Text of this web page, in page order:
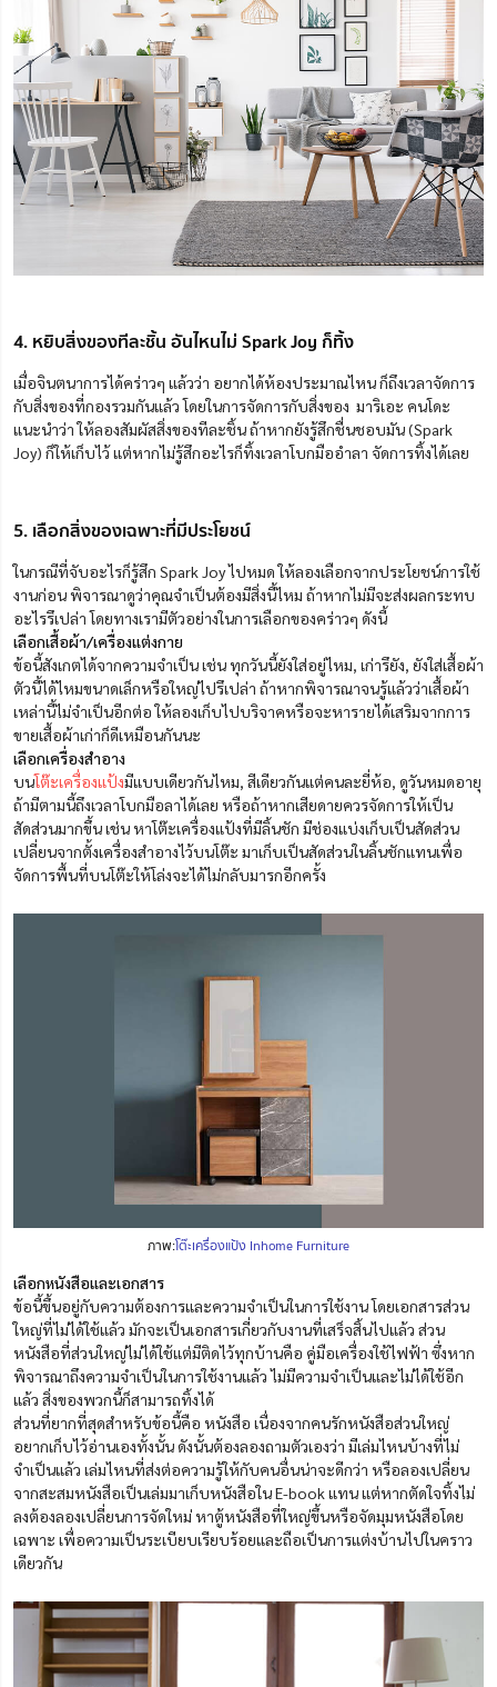
4. หยิบสิ่งของทีละชิ้น อันไหนไม่ Spark Joy ก็ทิ้ง
เมื่อจินตนาการได้คร่าวๆ แล้วว่า อยากได้ห้องประมาณไหน ก็ถึงเวลาจัดการ
กับสิ่งของที่กองรวมกันแล้ว โดยในการจัดการกับสิ่งของ มาริเอะ คนโดะ
แนะนำว่า ให้ลองสัมผัสสิ่งของทีละชิ้น ถ้าหากยังรู้สึกชื่นชอบมัน (Spark
Joy) ก็ให้เก็บไว้ แต่หากไม่รู้สึกอะไรก็ทิ้งเวลาโบกมืออำลา จัดการทิ้งได้เลย
5. เลือกสิ่งของเฉพาะที่มีประโยชน์
ในกรณีที่จับอะไรก็รู้สึก Spark Joy ไปหมด ให้ลองเลือกจากประโยชน์การใช้
งานก่อน พิจารณาดูว่าคุณจำเป็นต้องมีสิ่งนี้ไหม ถ้าหากไม่มีจะส่งผลกระทบ
อะไรรึเปล่า โดยทางเรามีตัวอย่างในการเลือกของคร่าวๆ ดังนี้
เลือกเสื้อผ้า/เครื่องแต่งกาย
ข้อนี้สังเกตได้จากความจำเป็น เช่น ทุกวันนี้ยังใส่อยู่ไหม, เก่ารึยัง, ยังใส่เสื้อผ้า
ตัวนี้ได้ไหมขนาดเล็กหรือใหญ่ไปรึเปล่า ถ้าหากพิจารณาจนรู้แล้วว่าเสื้อผ้า
เหล่านี้ไม่จำเป็นอีกต่อ ให้ลองเก็บไปบริจาคหรือจะหารายได้เสริมจากการ
ขายเสื้อผ้าเก่าก็ดีเหมือนกันนะ
เลือกเครื่องสำอาง
บนโต๊ะเครื่องแป้งมีแบบเดียวกันไหม, สีเดียวกันแต่คนละยี่ห้อ, ดูวันหมดอายุ
ถ้ามีตามนี้ถึงเวลาโบกมือลาได้เลย หรือถ้าหากเสียดายควรจัดการให้เป็น
สัดส่วนมากขึ้น เช่น หาโต๊ะเครื่องแป้งที่มีลิ้นชัก มีช่องแบ่งเก็บเป็นสัดส่วน
เปลี่ยนจากตั้งเครื่องสำอางไว้บนโต๊ะ มาเก็บเป็นสัดส่วนในลิ้นชักแทนเพื่อ
จัดการพื้นที่บนโต๊ะให้โล่งจะได้ไม่กลับมารกอีกครั้ง
ภาพ:โต๊ะเครื่องแป้ง Inhome Furniture
เลือกหนังสือและเอกสาร
ข้อนี้ขึ้นอยู่กับความต้องการและความจำเป็นในการใช้งาน โดยเอกสารส่วน
ใหญ่ที่ไม่ได้ใช้แล้ว มักจะเป็นเอกสารเกี่ยวกับงานที่เสร็จสิ้นไปแล้ว ส่วน
หนังสือที่ส่วนใหญ่ไม่ได้ใช้แต่มีติดไว้ทุกบ้านคือ คู่มือเครื่องใช้ไฟฟ้า ซึ่งหาก
พิจารณาถึงความจำเป็นในการใช้งานแล้ว ไม่มีความจำเป็นและไม่ได้ใช้อีก
แล้ว สิ่งของพวกนี้ก็สามารถทิ้งได้
ส่วนที่ยากที่สุดสำหรับข้อนี้คือ หนังสือ เนื่องจากคนรักหนังสือส่วนใหญ่
อยากเก็บไว้อ่านเองทั้งนั้น ดังนั้นต้องลองถามตัวเองว่า มีเล่มไหนบ้างที่ไม่
จำเป็นแล้ว เล่มไหนที่ส่งต่อความรู้ให้กับคนอื่นน่าจะดีกว่า หรือลองเปลี่ยน
จากสะสมหนังสือเป็นเล่มมาเก็บหนังสือใน E-book แทน แต่หากตัดใจทิ้งไม่
ลงต้องลองเปลี่ยนการจัดใหม่ หาตู้หนังสือที่ใหญ่ขึ้นหรือจัดมุมหนังสือโดย
เฉพาะ เพื่อความเป็นระเบียบเรียบร้อยและถือเป็นการแต่งบ้านไปในคราว
เดียวกัน